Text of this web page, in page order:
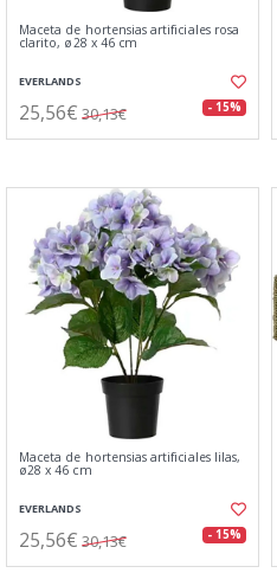
Maceta de hortensias artificiales rosa
clarito, ø28 x 46 cm
EVERLANDS
25,56€ 30,13€ - 15%
Maceta de hortensias artificiales lilas,
ø28 x 46 cm
EVERLANDS
25,56€ 30,13€ - 15%